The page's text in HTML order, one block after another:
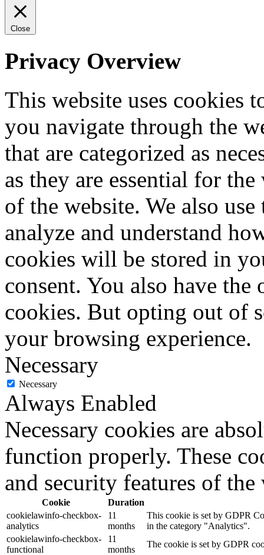
Close
Privacy Overview
This website uses cookies
you navigate through the
that are categorized as
as they are essential for
of the website. We also
analyze and understand
cookies will be stored in
consent. You also have
cookies. But opting out of
your browsing experience.
Necessary
Necessary
Always Enabled
Necessary cookies are
function properly. These
and security features of
Cookie
Duration
cookielawinfo-checkbox-
analytics
11
months
This cookie is set by GDPR
in the category "Analytics".
cookielawinfo-checkbox-
functional
11
months
The cookie is set by GDPR